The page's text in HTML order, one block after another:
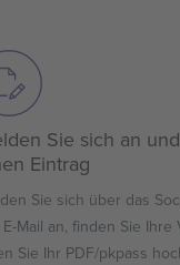
Sie sich an
Eintrag
Sie sich über das
Mail an, finden Sie
Sie Ihr PDF/pkpass